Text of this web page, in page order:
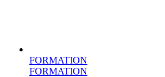
FORMATION
FORMATION